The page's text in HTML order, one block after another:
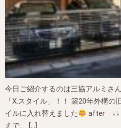
今日ご紹介するのは三協アルミさ
「X.スタイル」！！ 築20年外構の
イルに入れ替えました
after ↓↓↓
えで、 […]